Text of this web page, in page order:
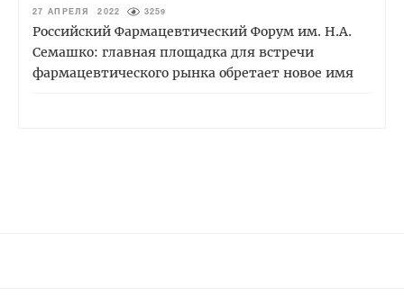
27 АПРЕЛЯ 2022 3259
Российский Фармацевтический Форум им. Н.А.
Семашко: главная площадка для встречи
фармацевтического рынка обретает новое имя